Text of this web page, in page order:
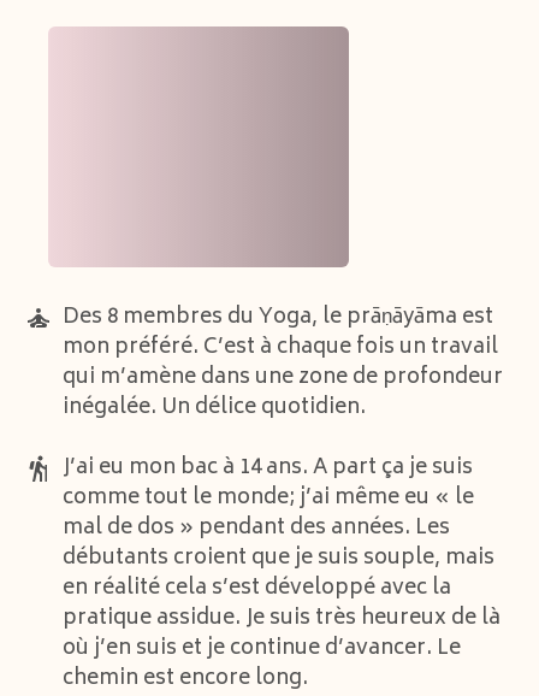
Des 8 membres du Yoga, le prāṇāyāma est
mon préféré. C’est à chaque fois un travail
qui m’amène dans une zone de profondeur
inégalée. Un délice quotidien.
J’ai eu mon bac à 14 ans. A part ça je suis
comme tout le monde; j’ai même eu « le
mal de dos » pendant des années. Les
débutants croient que je suis souple, mais
en réalité cela s’est développé avec la
pratique assidue. Je suis très heureux de là
où j’en suis et je continue d’avancer. Le
chemin est encore long.